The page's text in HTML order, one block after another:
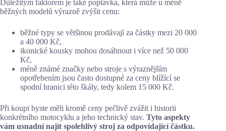
Důležitým faktorem je také poptávka, která může u méně
běžných modelů výrazně zvýšit cenu:
běžné typy se většinou prodávají za částky mezi 20 000
a 40 000 Kč,
ikonické kousky mohou dosáhnout i více než 50 000
Kč,
méně známé značky nebo stroje s výraznějším
opotřebením jsou často dostupné za ceny blížící se
spodní hranici této škály, tedy kolem 15 000 Kč.
Při koupi byste měli kromě ceny pečlivě zvážit i historii
konkrétního motocyklu a jeho technický stav. Tyto aspekty
vám usnadní najít spolehlivý stroj za odpovídající částku.